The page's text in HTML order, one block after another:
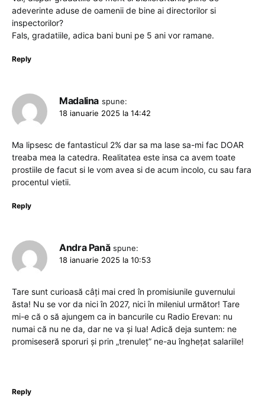
adeverinte aduse de oamenii de bine ai directorilor si
inspectorilor?
Fals, gradatiile, adica bani buni pe 5 ani vor ramane.
Reply
Madalina spune:
18 ianuarie 2025 la 14:42
Ma lipsesc de fantasticul 2% dar sa ma lase sa-mi fac DOAR
treaba mea la catedra. Realitatea este insa ca avem toate
prostiile de facut si le vom avea si de acum incolo, cu sau fara
procentul vietii.
Reply
Andra Pană spune:
18 ianuarie 2025 la 10:53
Tare sunt curioasă câți mai cred în promisiunile guvernului
ăsta! Nu se vor da nici în 2027, nici în mileniul următor! Tare
mi-e că o să ajungem ca in bancurile cu Radio Erevan: nu
numai că nu ne da, dar ne va și lua! Adică deja suntem: ne
promiseseră sporuri și prin „trenuleț” ne-au înghețat salariile!
Reply